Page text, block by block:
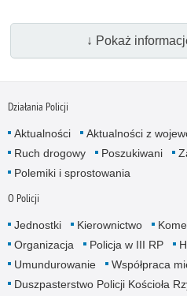
↓ Pokaż
Działania Policji
Aktualności Aktualności z
Ruch drogowy
Poszukiwani
Polemiki i sprostowania
O Policji
Jednostki Kierownictwo
Organizacja
Policja w III RP
Umundurowanie
Współpraca
Duszpasterstwo Policji Kościoła